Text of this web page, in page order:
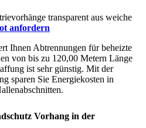
transparent aus weiche
anfordern
Ihnen Abtrennungen für beheizte
von bis zu 120,00 Metern Länge
ist sehr günstig. Mit der
sparen Sie Energiekosten in
Vorhang in der